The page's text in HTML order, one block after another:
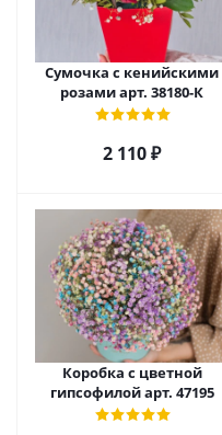
Сумочка с кенийскими
розами арт. 38180-К
2 110₽
Коробка с цветной
гипсофилой арт. 47195